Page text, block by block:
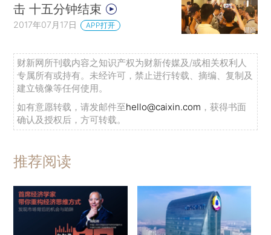
击 十五分钟结束
2017年07月17日 APP打开
财新网所刊载内容之知识产权为财新传媒及/或相关权利人
专属所有或持有。未经许可，禁止进行转载、摘编、复制及
建立镜像等任何使用。
如有意愿转载，请发邮件至hello@caixin.com ，获得书面
确认及授权后，方可转载。
推荐阅读